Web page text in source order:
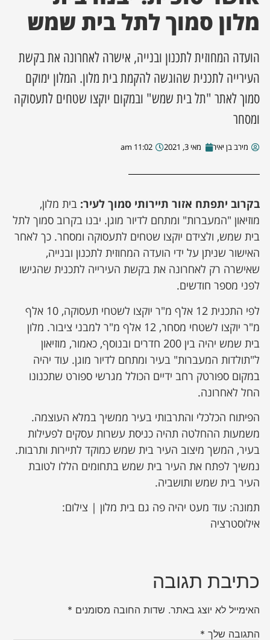
מסע מלחמה
השבוע
מקומית
מלון סמוך לתל בית שמש
הועדה המחוזית לתכנון ובנייה, אישרה לאחרונה את בקשת
העירייה לתכנית שהוגשה להקמת בית מלון. המלון ימוקם
סמוך לאתר "תל בית שמש" ובמקום יוקצו שטחים לתעסוקה
ומסחר
מירב בן יאיר מאי 3, 2021 11:02 am
בקרוב יתפתח אזור תיירותי סמוך לעיר: בית מלון,
מוזיאון "המעברות" ומתחם לדיור מוגן. יבנו בקרוב סמוך לתל
בית שמש, ולצידם יוקצו שטחים לתעסוקה ומסחר. כך לאחר
האישור שניתן על ידי הועדה המחוזית לתכנון ובנייה,
שאישרה רק לאחרונה את בקשת העירייה לתכנית שהגישו
לפני מספר חודשים.
לפי התכנית 12 אלף מ"ר יוקצו לשטחי תעסוקה, 10 אלף
מ"ר יוקצו לשטחי מסחר, 12 אלף מ"ר למבני ציבור. מלון
בית שמש יהיה בין 200 חדרים ובנוסף, כאמור, מוזיאון
ל"תולדות המעברות" בעיר ומתחם לדיור מוגן. עוד יהיה
במקום ספורטק רחב ידיים הכולל מגרשי ספורט שתכנונו
החל לאחרונה.
הפיתוח הכלכלי והתרבותי בעיר ממשיך במלא העוצמה.
משמעות ההחלטה תהיה כניסת עשרות עסקים לפעילות
בעיר, המשך מיצוב העיר בית שמש כמוקד לתיירות ותרבות.
נמשיך לפתח את העיר בית שמש בתחומים הללו לטובת
העיר בית שמש ותושביה.
תמונה: עוד מעט יהיה פה גם בית מלון | צילום:
אילוסטרציה
כתיבת תגובה
האימייל לא יוצג באתר. שדות החובה מסומנים *
התגובה שלך *